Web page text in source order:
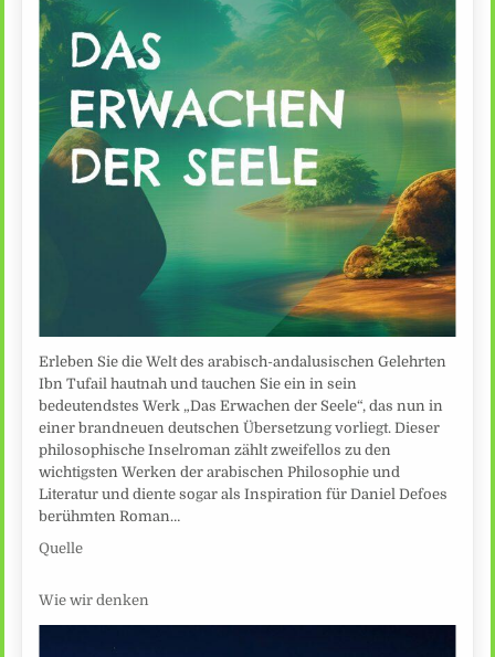
Erleben Sie die Welt des arabisch-andalusischen Gelehrten
Ibn Tufail hautnah und tauchen Sie ein in sein
bedeutendstes Werk „Das Erwachen der Seele“, das nun in
einer brandneuen deutschen Übersetzung vorliegt. Dieser
philosophische Inselroman zählt zweifellos zu den
wichtigsten Werken der arabischen Philosophie und
Literatur und diente sogar als Inspiration für Daniel Defoes
berühmten Roman…
Quelle
Wie wir denken